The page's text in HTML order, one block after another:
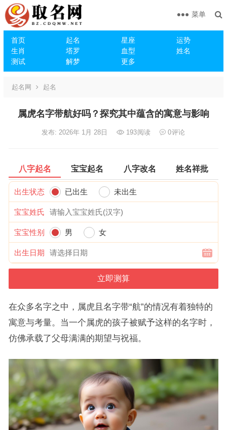
首页 起名 星座
运势
生肖
塔罗 血型
姓名
测试
解梦 更多
菜单
起名网 起名
属虎名字带航好吗？探究其中蕴含的寓意与影响
发布: 2026年 1月 28日 193阅读 0评论
八字起名 宝宝起名 八字改名 姓名祥批
出生状态 已出生 未出生
宝宝姓氏
宝宝性别 男 女
出生日期
在众多名字之中，属虎且名字带“航”的情况有着独特的
寓意与考量。当一个属虎的孩子被赋予这样的名字时，
仿佛承载了父母满满的期望与祝福。